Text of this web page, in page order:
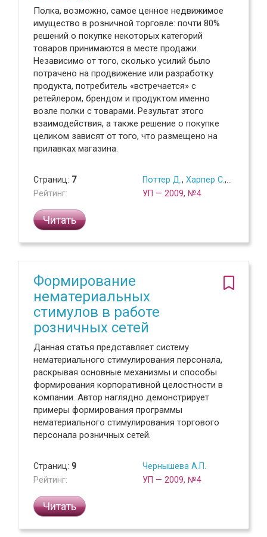
Полка, возможно, самое ценное недвижимое
имущество в розничной торговле: почти 80%
решений о покупке некоторых категорий
товаров принимаются в месте продажи.
Независимо от того, сколько усилий было
потрачено на продвижение или разработку
продукта, потребитель «встречается» с
ретейлером, брендом и продуктом именно
возле полки с товарами. Результат этого
взаимодействия, а также решение о покупке
целиком зависят от того, что размещено на
прилавках магазина.
Страниц: 7
Рейтинг:
Поттер Д. , Харпер С.,
УП — 2009, №4
Читать
Формирование
нематериальных
стимулов в работе
розничных сетей
Данная статья представляет систему
нематериального стимулирования персонала,
раскрывая основные механизмы и способы
формирования корпоративной целостности в
компании. Автор наглядно демонстрирует
примеры формирования программы
нематериального стимулирования торгового
персонала розничных сетей.
Страниц: 9
Рейтинг:
Чернышева А.П.
УП — 2009, №4
Читать